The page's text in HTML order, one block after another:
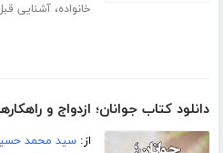
خانواده،آشنایی
دانلود کتاب جوانان؛ ازدواج و
از:سید محمد